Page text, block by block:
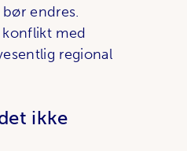
endres.
konflikt med
regional
ikke